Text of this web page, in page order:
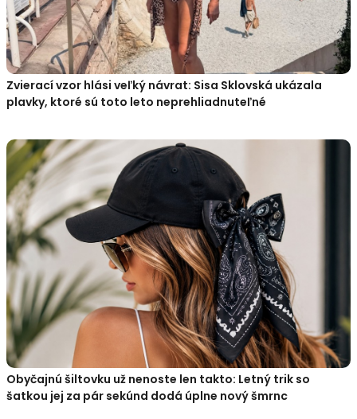
Zvierací vzor hlási veľký návrat: Sisa Sklovská ukázala
plavky, ktoré sú toto leto neprehliadnuteľné
Obyčajnú šiltovku už nenoste len takto: Letný trik so
šatkou jej za pár sekúnd dodá úplne nový šmrnc